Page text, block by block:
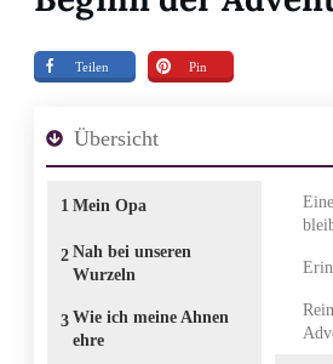
Teilen Pin
Übersicht
1 Mein Opa
2 Nah bei unseren
Wurzeln
3 Wie ich meine Ahnen
ehre